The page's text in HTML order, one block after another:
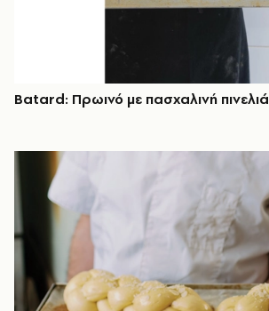
Batard: Πρωινό με πασχαλινή πινελιά